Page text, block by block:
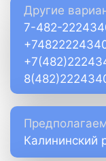
Другие
7-482-
Калининский